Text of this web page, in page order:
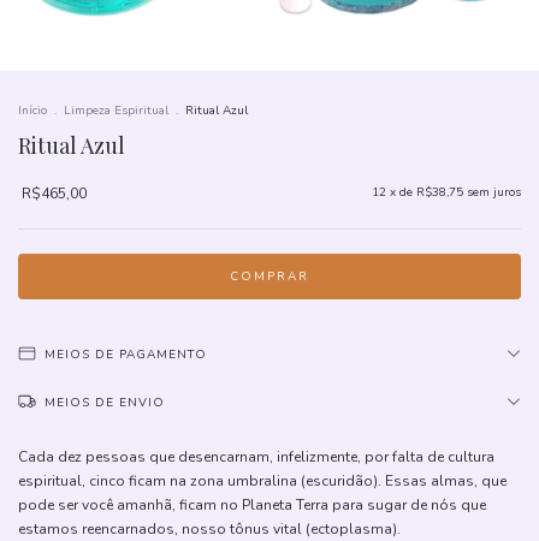
Início . Limpeza Espiritual . Ritual Azul
Ritual Azul
R$465,00 12 x de R$38,75 sem juros
MEIOS DE PAGAMENTO
MEIOS DE ENVIO
Cada dez pessoas que desencarnam, infelizmente, por falta de cultura
espiritual, cinco ficam na zona umbralina (escuridão). Essas almas, que
pode ser você amanhã, ficam no Planeta Terra para sugar de nós que
estamos reencarnados, nosso tônus vital (ectoplasma).